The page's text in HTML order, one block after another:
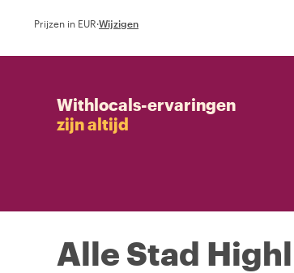
Prijzen in EUR·Wijzigen
Withlocals-ervaringen
zijn altijd
Alle Stad